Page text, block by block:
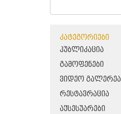
ᲙᲐᲢᲔᲒᲝᲠᲘᲔᲑᲘ
ᲞᲣᲑᲚᲘᲙᲐᲪᲘᲐ
ᲒᲐᲛᲝᲤᲔᲜᲔᲑᲘ
ᲕᲘᲓᲔᲝ ᲒᲐᲚᲔᲠᲔᲐ
ᲠᲔᲡᲢᲐᲕᲠᲐᲪᲘᲐ
ᲐᲥᲡᲔᲡᲣᲐᲠᲔᲑᲘ